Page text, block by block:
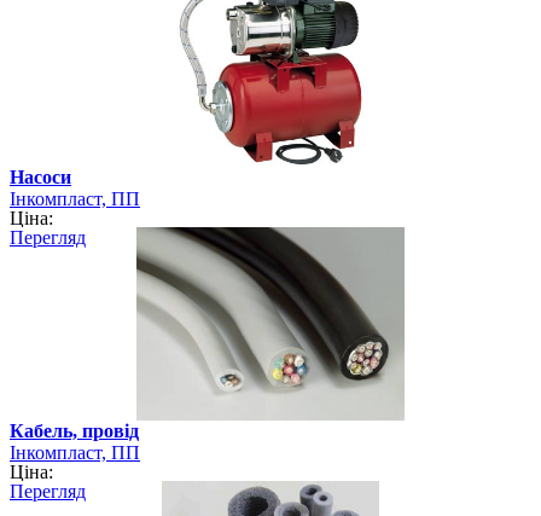
Насоси
Інкомпласт, ПП
Ціна:
Перегляд
Кабель, провід
Інкомпласт, ПП
Ціна:
Перегляд